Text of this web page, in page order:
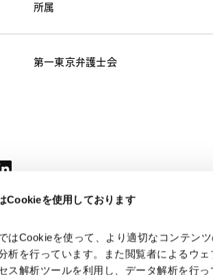
Cookieを使用しております
はCookieを使って、より適切なコンテン
析を行っています。また閲覧者によるウ
ス解析ツールを利用し、データ解析を行
所属
第一東京弁護士会